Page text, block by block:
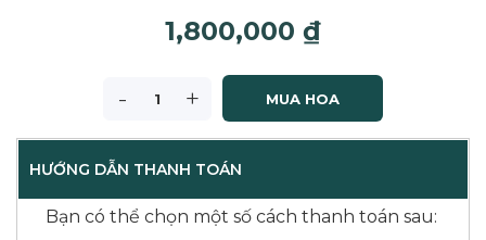
1,800,000 ₫
- + MUA HOA
HƯỚNG DẪN THANH TOÁN
Bạn có thể chọn một số cách thanh toán sau: